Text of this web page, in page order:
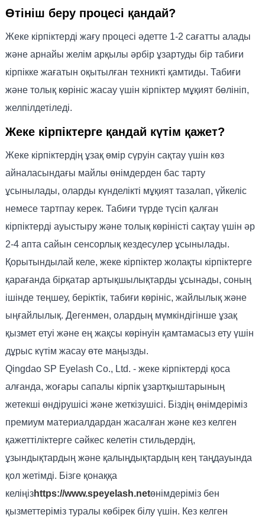
Өтініш беру процесі қандай?
Жеке кірпіктерді жағу процесі әдетте 1-2 сағатты алады
және арнайы желім арқылы әрбір ұзартуды бір табиғи
кірпікке жағатын оқытылған техникті қамтиды. Табиғи
және толық көрініс жасау үшін кірпіктер мұқият бөлініп,
желпілдетіледі.
Жеке кірпіктерге қандай күтім қажет?
Жеке кірпіктердің ұзақ өмір сүруін сақтау үшін көз
айналасындағы майлы өнімдерден бас тарту
ұсынылады, оларды күнделікті мұқият тазалап, үйкеліс
немесе тартпау керек. Табиғи түрде түсіп қалған
кірпіктерді ауыстыру және толық көріністі сақтау үшін әр
2-4 апта сайын сенсорлық кездесулер ұсынылады.
Қорытындылай келе, жеке кірпіктер жолақты кірпіктерге
қарағанда бірқатар артықшылықтарды ұсынады, соның
ішінде теңшеу, беріктік, табиғи көрініс, жайлылық және
ыңғайлылық. Дегенмен, олардың мүмкіндігінше ұзақ
қызмет етуі және ең жақсы көрінуін қамтамасыз ету үшін
дұрыс күтім жасау өте маңызды.
Qingdao SP Eyelash Co., Ltd. - жеке кірпіктерді қоса
алғанда, жоғары сапалы кірпік ұзартқыштарының
жетекші өндірушісі және жеткізушісі. Біздің өнімдеріміз
премиум материалдардан жасалған және кез келген
қажеттіліктерге сәйкес келетін стильдердің,
ұзындықтардың және қалыңдықтардың кең таңдауында
қол жетімді. Бізге қонаққа
келіңізhttps://www.speyelash.netөнімдеріміз бен
қызметтеріміз туралы көбірек білу үшін. Кез келген